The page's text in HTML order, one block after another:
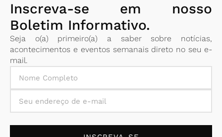
Inscreva-se em nosso
Boletim Informativo.
Seja o(a) primeiro(a) a saber sobre notícias,
acontecimentos e eventos semanais direto no seu e-
mail.